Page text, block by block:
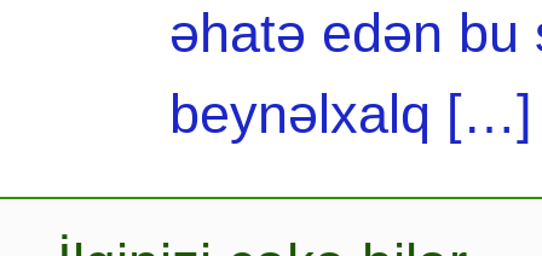
əhatə edən bu
beynəlxalq